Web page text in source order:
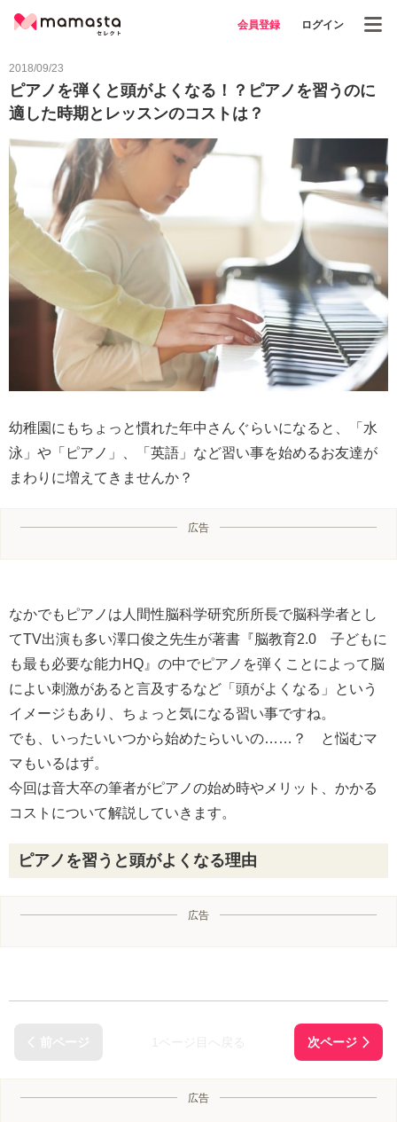
会員登録 ログイン
2018/09/23
ピアノを弾くと頭がよくなる！？ピアノを習うのに
適した時期とレッスンのコストは？
幼稚園にもちょっと慣れた年中さんぐらいになると、「水
泳」や「ピアノ」、「英語」など習い事を始めるお友達が
まわりに増えてきませんか？
広告
なかでもピアノは人間性脳科学研究所所長で脳科学者とし
てTV出演も多い澤口俊之先生が著書『脳教育2.0 子どもに
も最も必要な能力HQ』の中でピアノを弾くことによって脳
によい刺激があると言及するなど「頭がよくなる」という
イメージもあり、ちょっと気になる習い事ですね。
でも、いったいいつから始めたらいいの……？ と悩むマ
マもいるはず。
今回は音大卒の筆者がピアノの始め時やメリット、かかる
コストについて解説していきます。
ピアノを習うと頭がよくなる理由
広告
広告